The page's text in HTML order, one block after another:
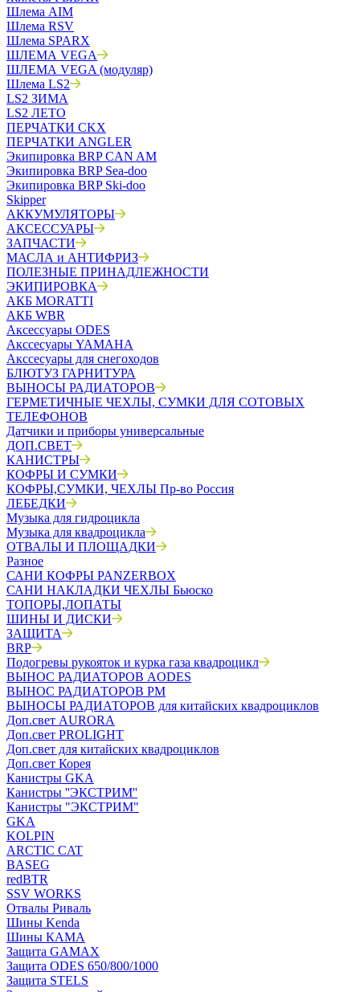
Шлема AIM
Шлема RSV
Шлема SPARX
ШЛЕМА VEGA
ШЛЕМА VEGA (модуляр)
Шлема LS2
LS2 ЗИМА
LS2 ЛЕТО
ПЕРЧАТКИ CKX
ПЕРЧАТКИ ANGLER
Экипировка BRP CAN AM
Экипировка BRP Sea-doo
Экипировка BRP Ski-doo
Skipper
АККУМУЛЯТОРЫ
АКСЕССУАРЫ
ЗАПЧАСТИ
МАСЛА и АНТИФРИЗ
ПОЛЕЗНЫЕ ПРИНАДЛЕЖНОСТИ
ЭКИПИРОВКА
АКБ MORATTI
АКБ WBR
Аксессуары ODES
Акссесуары YAMAHA
Акссесуары для снегоходов
БЛЮТУЗ ГАРНИТУРА
ВЫНОСЫ РАДИАТОРОВ
ГЕРМЕТИЧНЫЕ ЧЕХЛЫ, СУМКИ ДЛЯ СОТОВЫХ
ТЕЛЕФОНОВ
Датчики и приборы универсальные
ДОП.СВЕТ
КАНИСТРЫ
КОФРЫ И СУМКИ
КОФРЫ,СУМКИ, ЧЕХЛЫ Пр-во Россия
ЛЕБЕДКИ
Музыка для гидроцикла
Музыка для квадроцикла
ОТВАЛЫ И ПЛОЩАДКИ
Разное
САНИ КОФРЫ PANZERBOX
САНИ НАКЛАДКИ ЧЕХЛЫ Бьюско
ТОПОРЫ,ЛОПАТЫ
ШИНЫ И ДИСКИ
ЗАЩИТА
BRP
Подогревы рукояток и курка газа квадроцикл
ВЫНОС РАДИАТОРОВ AODES
ВЫНОС РАДИАТОРОВ РМ
ВЫНОСЫ РАДИАТОРОВ для китайских квадроциклов
Доп.свет AURORA
Доп.свет PROLIGHT
Доп.свет для китайских квадроциклов
Доп.свет Корея
Канистры GKA
Канистры ''ЭКСТРИМ''
Канистры "ЭКСТРИМ"
GKA
KOLPIN
ARCTIC CAT
BASEG
redBTR
SSV WORKS
Отвалы Риваль
Шины Kenda
Шины КАМА
Защита GAMAX
Защита ODES 650/800/1000
Защита STELS